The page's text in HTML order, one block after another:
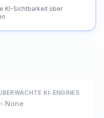
KI-Sichtbarkeit über
KI-ENGINES
None